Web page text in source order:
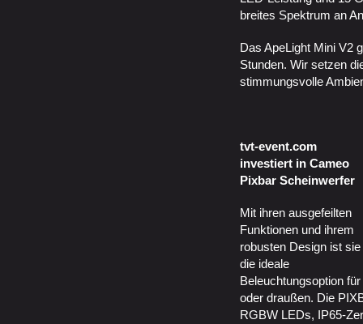
breites Spektrum an
Das ApeLight Mini V2
Stunden. Wir setzen
stimmungsvolle
tvt-event.com
investiert in Cameo
Pixbar Scheinwerfer
Mit ihren ausgefeilten
Funktionen und ihrem
robusten Design ist sie
die ideale
Beleuchtungsoption
oder draußen. Die
RGBW LEDs, IP65-